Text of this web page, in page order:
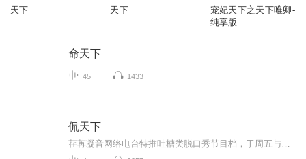
天下 天下
宠妃天下之天下唯卿-
纯享版
命天下
45 1433
侃天下